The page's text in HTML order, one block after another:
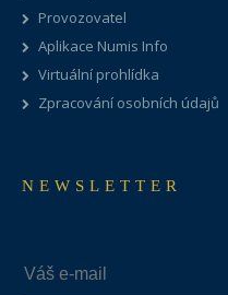
Provozovatel
Aplikace Numis Info
Virtuální prohlídka
Zpracování osobních údajů
NEWSLETTER